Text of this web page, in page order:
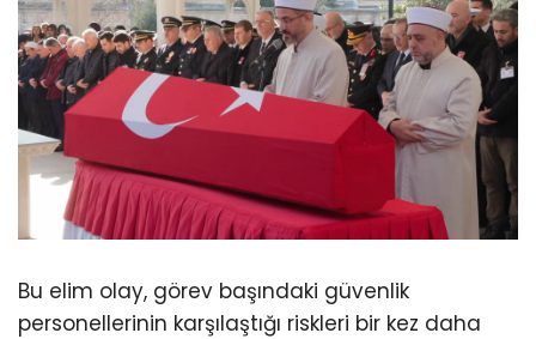
Bu elim olay, görev başındaki güvenlik
personellerinin karşılaştığı riskleri bir kez daha